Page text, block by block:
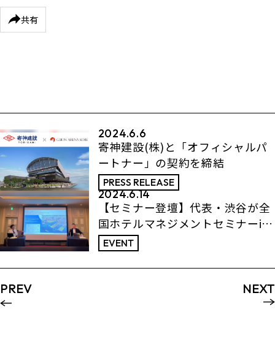
共有
2024.6.6
寄神建設(株)と「オフィシャルパ
ートナー」の契約を締結
PRESS RELEASE
2024.6.14
【セミナー登壇】代表・渋谷が全
国ホテルマネジメントセミナーin
神戸に登壇しました
EVENT
PREV NEXT